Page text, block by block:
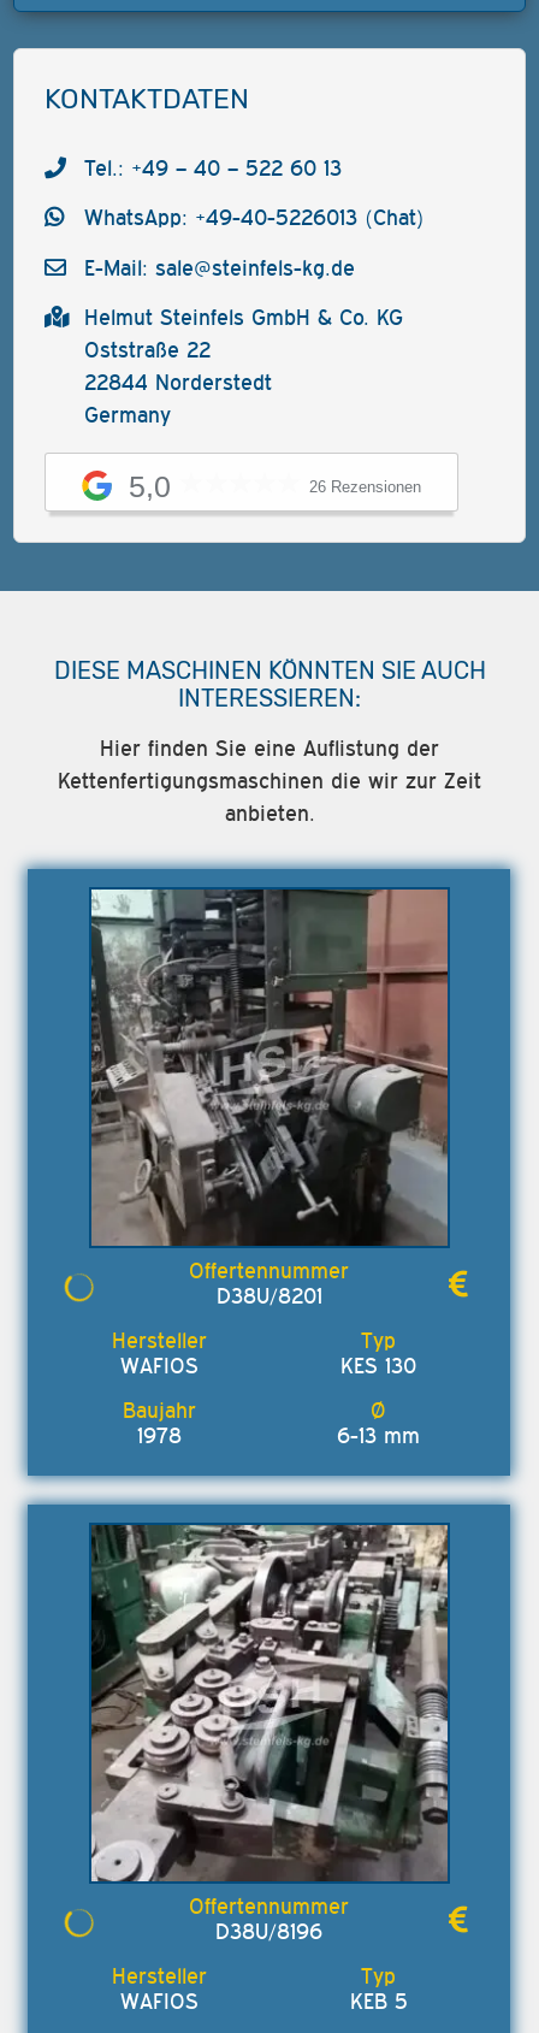
KONTAKTDATEN
Tel.: +49 – 40 – 522 60 13
WhatsApp: +49-40-5226013 (Chat)
E-Mail: sale@steinfels-kg.de
Helmut Steinfels GmbH & Co. KG
Oststraße 22
22844 Norderstedt
Germany
5,0 26 Rezensionen
DIESE MASCHINEN KÖNNTEN SIE AUCH
INTERESSIEREN:
Hier finden Sie eine Auflistung der
Kettenfertigungsmaschinen die wir zur Zeit
anbieten.
D38U/8201
WAFIOS KES 130
1978 6-13 mm
D38U/8196
WAFIOS KEB 5